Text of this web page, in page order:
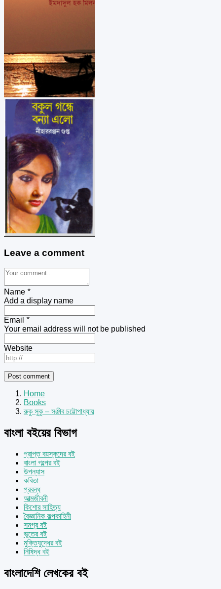
Leave a comment
Name *
Add a display name
Email *
Your email address will not be published
Website
Home
Books
রুকু সুকু – সঞ্জীব চট্টোপাধ্যায়
বাংলা বইয়ের বিভাগ
প্রাপ্ত বয়স্কদের বই
বাংলা গল্পের বই
উপন্যাস
কবিতা
প্রবন্ধ
আত্মজীবনী
কিশোর সাহিত্য
বৈজ্ঞানিক কল্পকাহিনী
সমগ্র বই
ভূতের বই
মুক্তিযুদ্ধের বই
নিষিদ্ধ বই
বাংলাদেশি লেখকের বই